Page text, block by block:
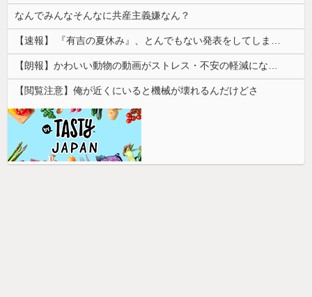
なんでみんなそんなに共産主義嫌なん？
【速報】 『有吉の夏休み』、とんでもない発表をしてしまう！！！！！
【朗報】かわいい動物の動画がストレス・不安の軽減になる可能性。英大学の研究で実証
【閲覧注意】俺が近くにいると機械が壊れるんだけどさ